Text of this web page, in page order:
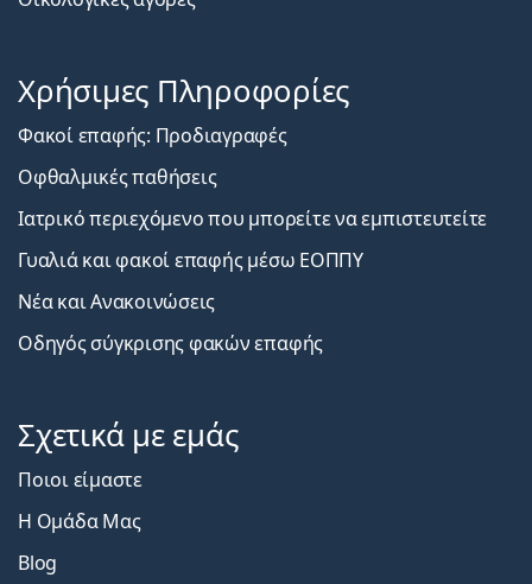
Χρήσιμες Πληροφορίες
Φακοί επαφής: Προδιαγραφές
Οφθαλμικές παθήσεις
Ιατρικό περιεχόμενο που μπορείτε να εμπιστευτείτε
Γυαλιά και φακοί επαφής μέσω ΕΟΠΠΥ
Νέα και Ανακοινώσεις
Οδηγός σύγκρισης φακών επαφής
Σχετικά με εμάς
Ποιοι είμαστε
Η Ομάδα Μας
Blog